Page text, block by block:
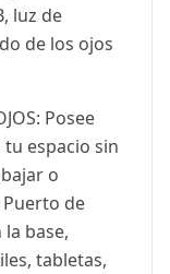
luz de
de los ojos
Posee
espacio sin
o
Puerto de
la base,
tabletas,